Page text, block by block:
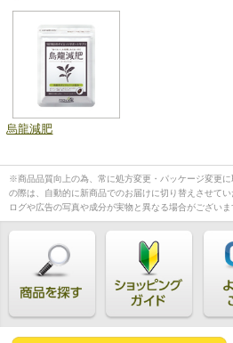
烏龍減肥
※商品品質向上の為、常に処方変更・パッケージ変更
の際は、自動的に新商品でのお届けに切り替えさせて
ログや広告の写真や成分が実物と異なる場合がございま